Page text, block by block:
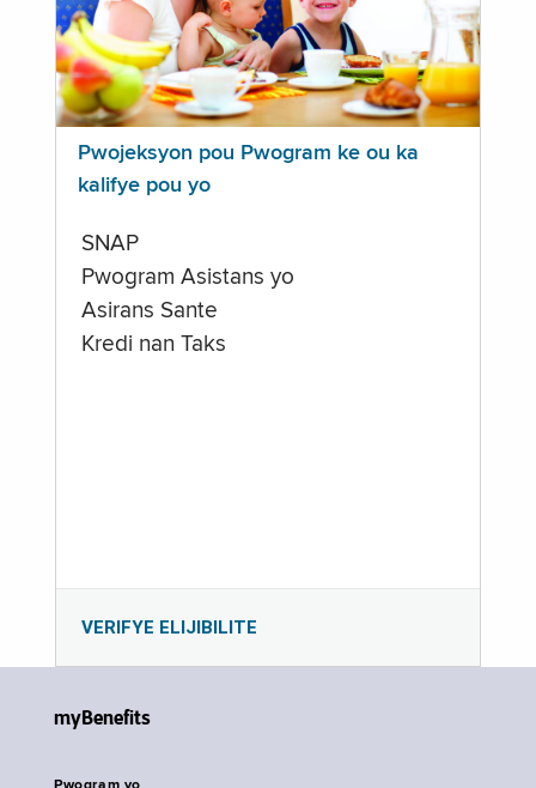
Pwojeksyon pou Pwogram ke ou ka
kalifye pou yo
SNAP
Pwogram Asistans yo
Asirans Sante
Kredi nan Taks
VERIFYE ELIJIBILITE
myBenefits